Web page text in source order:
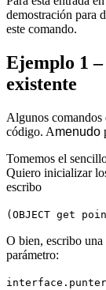
demostración para
este comando.
Ejemplo 1
existente
Algunos comandos
código. Amenudo
Tomemos el
Quiero inicializar
escribo
(OBJECT get
O bien, escribo
parámetro:
interface .